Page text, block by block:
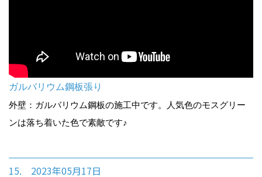
ガルバリウム鋼板張り
外壁：ガルバリウム鋼板の施工中です。人気色のモスグリー
ンは落ち着いた色で素敵です♪
15. 2023年05月17日